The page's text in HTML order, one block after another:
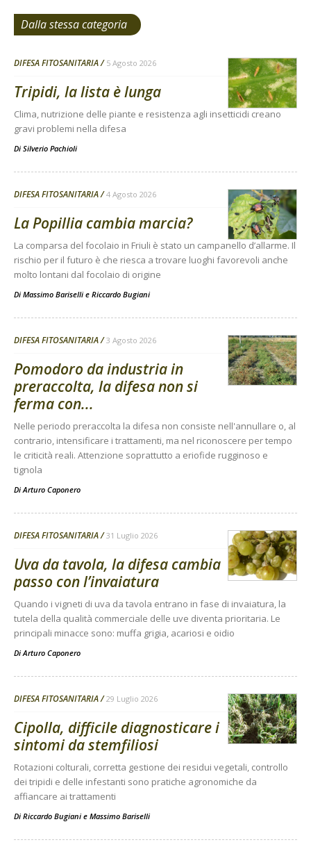
Dalla stessa categoria
DIFESA FITOSANITARIA 5 Agosto 2026
Tripidi, la lista è lunga
Clima, nutrizione delle piante e resistenza agli insetticidi creano
gravi problemi nella difesa
Di Silverio Pachioli
DIFESA FITOSANITARIA 4 Agosto 2026
La Popillia cambia marcia?
La comparsa del focolaio in Friuli è stato un campanello d’allarme. Il
rischio per il futuro è che riesca a trovare luoghi favorevoli anche
molto lontani dal focolaio di origine
Di Massimo Bariselli e Riccardo Bugiani
DIFESA FITOSANITARIA 3 Agosto 2026
Pomodoro da industria in
preraccolta, la difesa non si
ferma con...
Nelle periodo preraccolta la difesa non consiste nell'annullare o, al
contrario, intensificare i trattamenti, ma nel riconoscere per tempo
le criticità reali. Attenzione soprattutto a eriofide rugginoso e
tignola
Di Arturo Caponero
DIFESA FITOSANITARIA 31 Luglio 2026
Uva da tavola, la difesa cambia
passo con l’invaiatura
Quando i vigneti di uva da tavola entrano in fase di invaiatura, la
tutela della qualità commerciale delle uve diventa prioritaria. Le
principali minacce sono: muffa grigia, acariosi e oidio
Di Arturo Caponero
DIFESA FITOSANITARIA 29 Luglio 2026
Cipolla, difficile diagnosticare i
sintomi da stemfiliosi
Rotazioni colturali, corretta gestione dei residui vegetali, controllo
dei tripidi e delle infestanti sono pratiche agronomiche da
affiancare ai trattamenti
Di Riccardo Bugiani e Massimo Bariselli